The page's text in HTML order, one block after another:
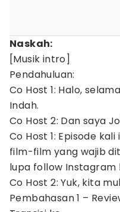
Naskah:
[Musik intro]
Pendahuluan:
Co Host 1: Halo,
Indah.
Co Host 2: Dan saya
Co Host 1: Episode
film-film yang wajib
lupa follow
Co Host 2: Yuk, kita
Pembahasan 1 –